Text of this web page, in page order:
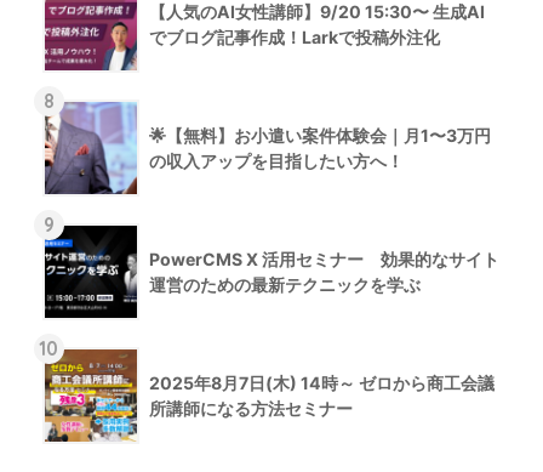
【人気のAI女性講師】9/20 15:30〜 生成AI
でブログ記事作成！Larkで投稿外注化
8
🌟【無料】お小遣い案件体験会｜月1〜3万円
の収入アップを目指したい方へ！
9
PowerCMS X 活用セミナー 効果的なサイト
運営のための最新テクニックを学ぶ
10
2025年8月7日(木) 14時～ ゼロから商工会議
所講師になる方法セミナー